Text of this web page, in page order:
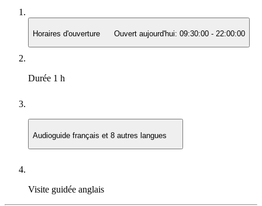
Horaires d'ouverture Ouvert aujourd'hui: 09:30:00 - 22:00:00
Durée 1 h
Audioguide français et 8 autres langues
Visite guidée anglais